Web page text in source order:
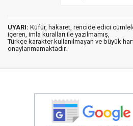
UYARI: Küfür, hakaret, rencide edici
içeren, imla kuralları ile yazılmamış,
Türkçe karakter kullanılmayan ve büyük
onaylanmamaktadır.